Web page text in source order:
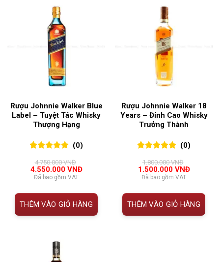
Rượu Johnnie Walker Blue
Label – Tuyệt Tác Whisky
Thượng Hạng
đánh giá
(0)
4.750.000VNĐ
Giá
gốc
4.750.000 VNĐ.
4.550.000 VNĐGiá
là:
4.550.000 VNĐ.
Đã bao gồm VAT
THÊM VÀO GIỎ HÀNG
Rượu Johnnie Walker 18
Years – Đỉnh Cao Whisky
Trưởng Thành
đánh giá
(0)
1.800.000VNĐ
Giá
gốc
1.800.000 VNĐ.
1.500.000 VNĐGiá
là:
Đã bao gồm VAT
THÊM VÀO GIỎ HÀNG